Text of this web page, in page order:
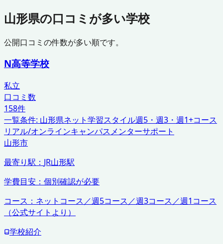
山形県の口コミが多い学校
公開口コミの件数が多い順です。
N高等学校
私立
口コミ数
158件
一覧条件: 山形県ネット学習スタイル週5・週3・週1+コース
リアル/オンラインキャンパスメンターサポート
山形市
最寄り駅： JR山形駅
学費目安： 個別確認が必要
コース： ネットコース／週5コース／週3コース／週1コース
（公式サイトより）
学校紹介